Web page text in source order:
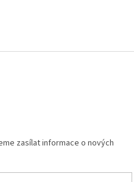
zasílat informace o nových